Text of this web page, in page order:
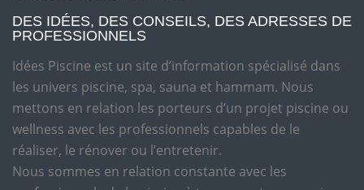
DES IDÉES, DES CONSEILS, DES ADRESSES DE
PROFESSIONNELS
Idées Piscine est un site d’information spécialisé dans
les univers piscine, spa, sauna et hammam. Nous
mettons en relation les porteurs d’un projet piscine ou
wellness avec les professionnels capables de le
réaliser, le rénover ou l’entretenir.
Nous sommes en relation constante avec les